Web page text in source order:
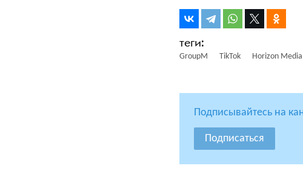
GroupM TikTok Horizon Media
Подписывайтесь на
Подписаться